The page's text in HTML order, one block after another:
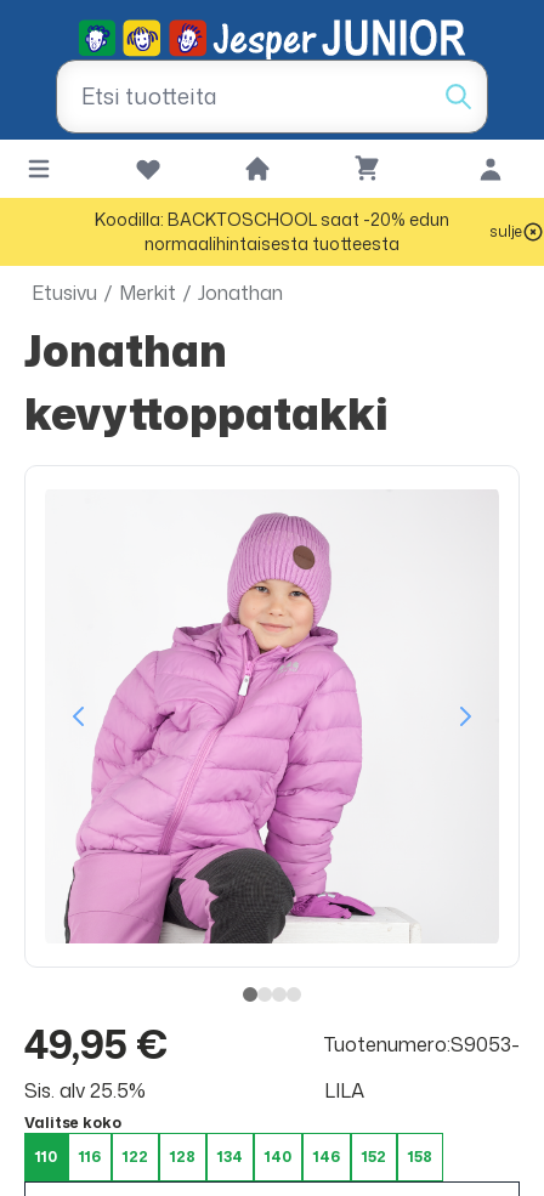
Koodilla: BACKTOSCHOOL saat -20% edun
normaalihintaisesta tuotteesta
sulje
Etusivu / Merkit / Jonathan
Jonathan
kevyttoppatakki
49,95 €
Sis. alv 25.5%
Tuotenumero:S9053-
LILA
Valitse koko
110
116 122 128 134 140 146 152 158